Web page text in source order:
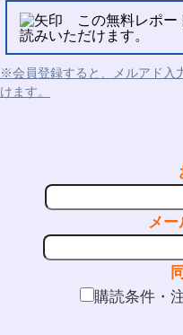
この無料レポー
読みいただけます。
※会員登録すると、メルアド入
けます。
メー
購読条件・